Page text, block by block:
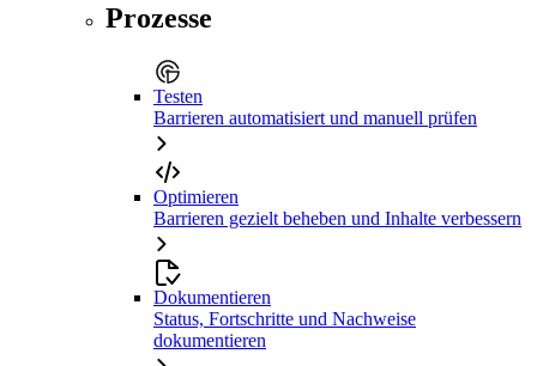
Prozesse
Testen
Barrieren automatisiert und manuell prüfen
Optimieren
Barrieren gezielt beheben und Inhalte verbessern
Dokumentieren
Status, Fortschritte und Nachweise
dokumentieren